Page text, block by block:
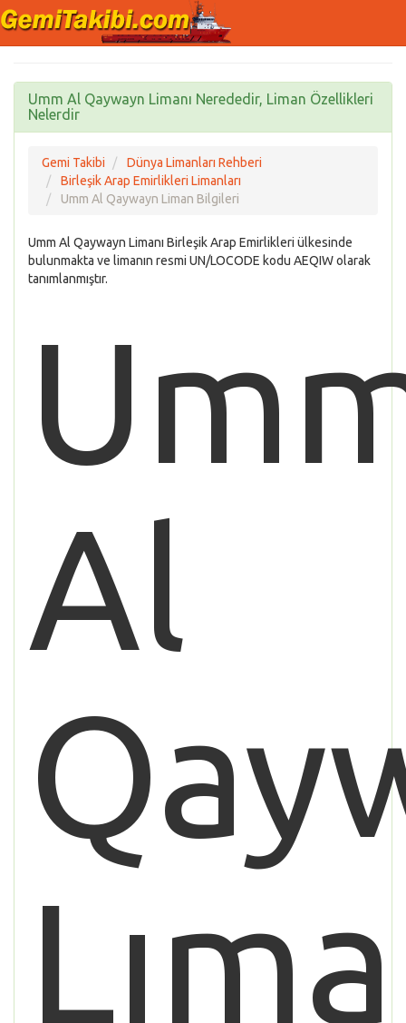
Umm Al Qaywayn Limanı Nerededir, Liman Özellikleri
Nelerdir
Gemi Takibi
Dünya Limanları Rehberi
Birleşik Arap Emirlikleri Limanları
Umm Al Qaywayn Liman Bilgileri
Umm Al Qaywayn Limanı Birleşik Arap Emirlikleri ülkesinde
bulunmakta ve limanın resmi UN/LOCODE kodu AEQIW olarak
tanımlanmıştır.
Al